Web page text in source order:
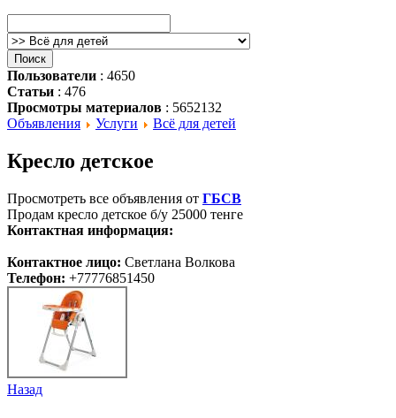
Пользователи : 4650
Статьи : 476
Просмотры материалов : 5652132
Объявления
Услуги Всё для детей
Кресло детское
Просмотреть все объявления от ГБСВ
Продам кресло детское б/у 25000 тенге
Контактная информация:
Контактное лицо: Светлана Волкова
Телефон: +77776851450
Назад